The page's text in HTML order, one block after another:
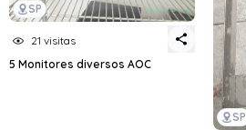
SP
21 visitas
5 Monitores diversos AOC
SP